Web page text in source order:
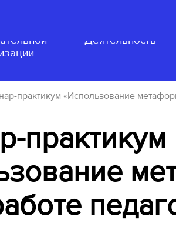
Деятельность
практикум «Использование
практикум